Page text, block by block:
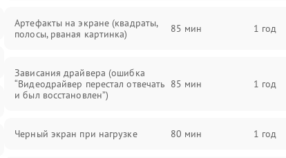
Артефакты на экране (квадраты,
полосы, рваная картинка)
85 мин 1 год
Зависания драйвера (ошибка
“Видеодрайвер перестал отвечать
и был восстановлен”)
85 мин 1 год
Черный экран при нагрузке 80 мин 1 год